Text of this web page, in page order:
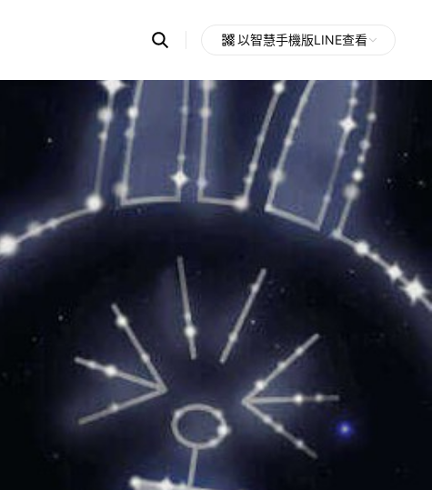
Search
OpenChats
messages
search
以智慧手機版LINE查看